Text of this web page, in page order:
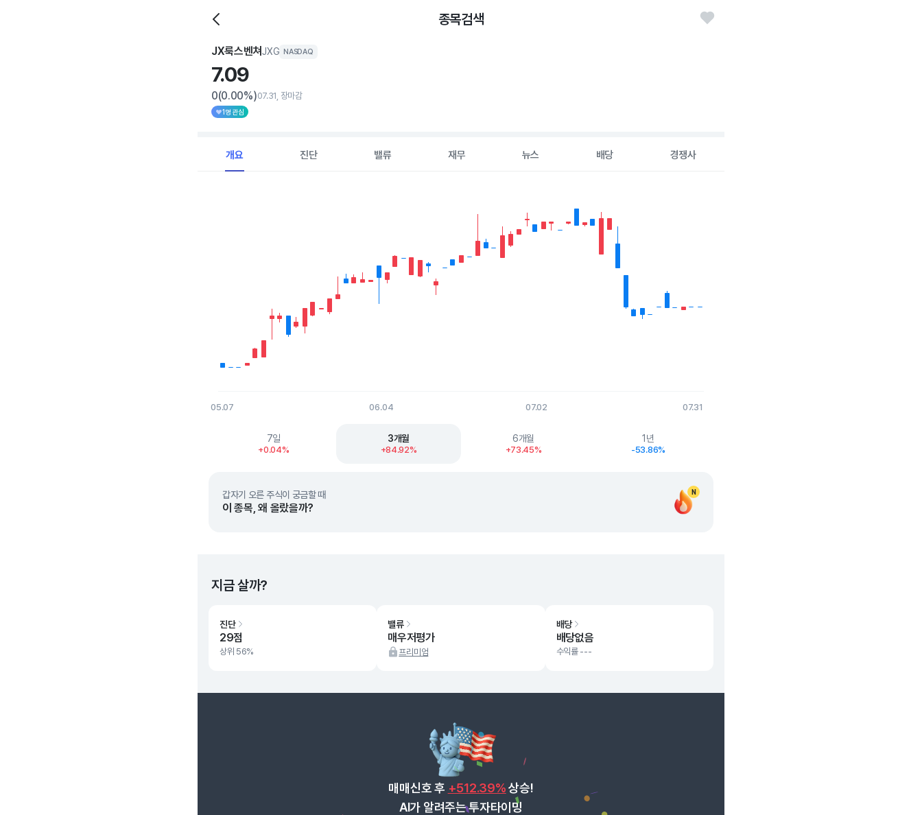
종목검색
JX룩스벤쳐JXG NASDAQ
7.09
0(0.00%)07.31, 장마감
1명 관심
개요 진단 밸류 재무 뉴스 배당 경쟁사
The chart has 1 X axis displaying Time. Data ranges from 2026-05-07 00:00:00 to 2026-07-31 00:00:00.
The chart has 1 Y axis displaying values. Data ranges from 3.9 to 12.
05.07 06.04 07.02 07.31
7일
+0.04%
3개월
+84.92%
6개월
+73.45%
1년
-53.86%
N
갑자기 오른 주식이 궁금할 때
이 종목, 왜 올랐을까?
지금 살까?
진단
29점
상위 56%
밸류
매우저평가
프리미엄
배당
배당없음
수익률 ---
매매신호 후 +512.39% 상승!
AI가 알려주는 투자타이밍